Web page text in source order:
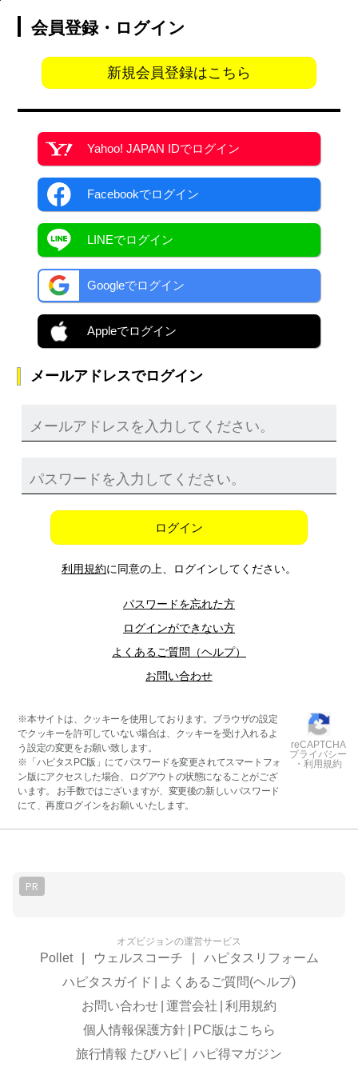
会員登録・ログイン
新規会員登録はこちら
Yahoo! JAPAN IDでログイン
Facebookでログイン
LINEでログイン
Googleでログイン
Appleでログイン
メールアドレスでログイン
ログイン
利用規約に同意の上、ログインしてください。
パスワードを忘れた方
ログインができない方
よくあるご質問（ヘルプ）
お問い合わせ
※本サイトは、クッキーを使用しております。ブラウザの設定
でクッキーを許可していない場合は、クッキーを受け入れるよ
う設定の変更をお願い致します。
※「ハピタスPC版」にてパスワードを変更されてスマートフォ
ン版にアクセスした場合、ログアウトの状態になることがござ
います。 お手数ではございますが、変更後の新しいパスワード
にて、再度ログインをお願いいたします。
reCAPTCHA
プライバシー
・利用規約
PR
オズビジョンの運営サービス
Pollet ウェルスコーチ
ハピタスリフォーム
ハピタスガイド
よくあるご質問(ヘルプ)
お問い合わせ 運営会社
利用規約
個人情報保護方針
PC版はこちら
旅行情報 たびハピ
ハピ得マガジン